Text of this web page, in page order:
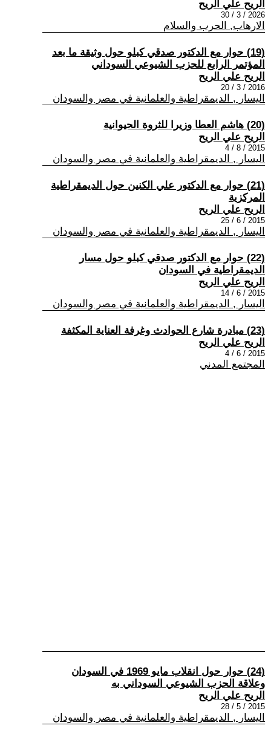
الريح علي الريح
2026 / 3 / 30
الارهاب, الحرب والسلام
(19) حوار مع الدكتور صدقي كبلو حول وثيقة ما بعد
المؤتمر الرابع للحزب الشيوعي السوداني
الريح علي الريح
2016 / 3 / 20
اليسار , الديمقراطية والعلمانية في مصر والسودان
(20) هاشم العطا وزيرا للثروة الحيوانية
الريح علي الريح
2015 / 8 / 4
اليسار , الديمقراطية والعلمانية في مصر والسودان
(21) حوار مع الدكتور علي الكنين حول الديمقراطية
المركزية
الريح علي الريح
2015 / 6 / 25
اليسار , الديمقراطية والعلمانية في مصر والسودان
(22) حوار مع الدكتور صدقي كبلو حول مسار
الديمقراطية في السودان
الريح علي الريح
2015 / 6 / 14
اليسار , الديمقراطية والعلمانية في مصر والسودان
(23) مبادرة شارع الحوادث وغرفة العناية المكثفة
الريح علي الريح
2015 / 6 / 4
المجتمع المدني
(24) حوار حول انقلاب مايو 1969 في السودان
وعلاقة الحزب الشيوعي السوداني به
الريح علي الريح
2015 / 5 / 28
اليسار , الديمقراطية والعلمانية في مصر والسودان